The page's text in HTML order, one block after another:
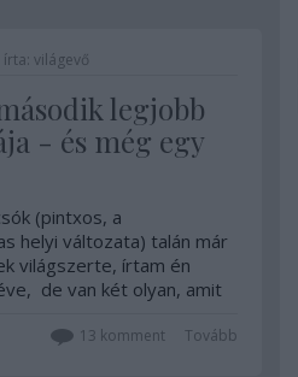
írta: világevő
legjobb
- és még egy
(pintxos, a
helyi változata) talán már
világszerte, írtam én
de van két olyan, amit
sajttortája.
Tovább
13 komment